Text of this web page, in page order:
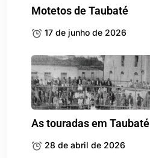
Motetos de Taubaté
17 de junho de 2026
As touradas em Taubaté
28 de abril de 2026